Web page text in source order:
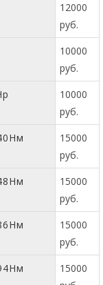
12000
руб.
10000
руб.
10000
руб.
15000
руб.
15000
руб.
15000
руб.
15000